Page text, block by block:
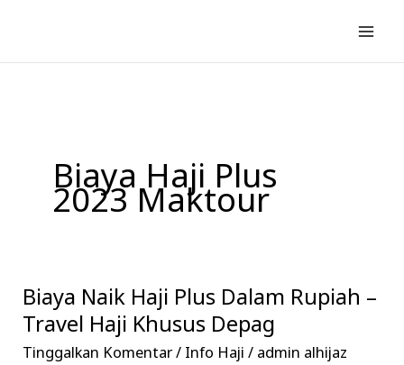
konten
Biaya Haji Plus
2023 Maktour
Biaya Naik Haji Plus Dalam Rupiah –
Travel Haji Khusus Depag
Tinggalkan Komentar/ Info Haji / admin alhijaz
Biaya
Naik
Haji